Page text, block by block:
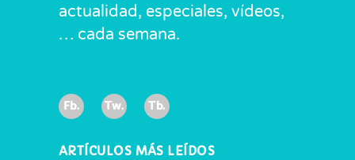
actualidad, especiales, vídeos,
… cada semana.
Fb. Tw. Tb.
ARTÍCULOS MÁS LEÍDOS